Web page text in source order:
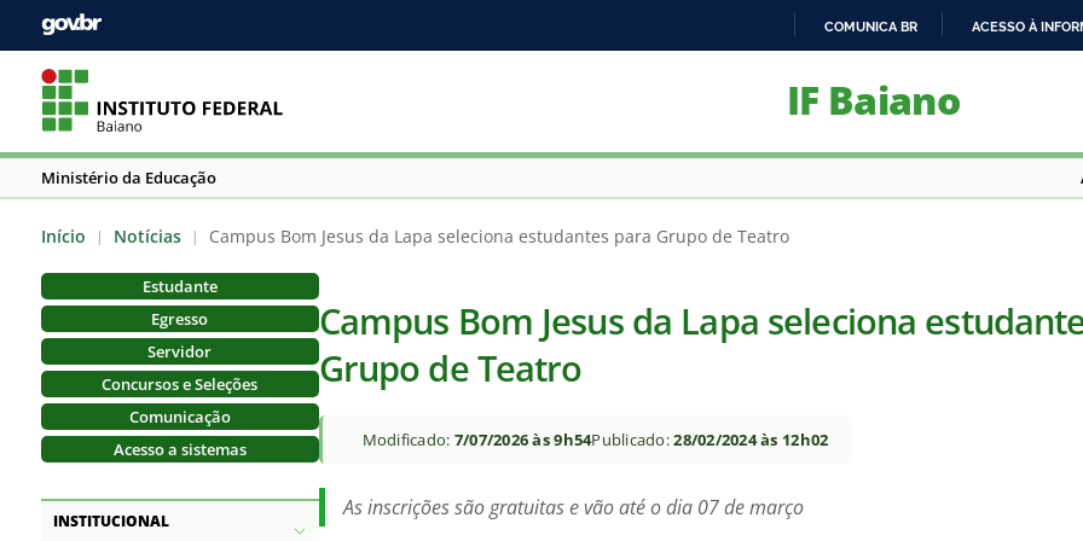
PARA
COMUNICA BR ACESSO À
IF Baiano
Ministério da Educação
Início | Notícias | Campus Bom Jesus da Lapa seleciona estudantes para Grupo de Teatro
Estudante
Egresso
Servidor
Concursos e Seleções
Comunicação
Acesso a sistemas
INSTITUCIONAL
Campus Bom Jesus da Lapa seleciona
Grupo de Teatro
Modificado: 7/07/2026 às 9h54Publicado:28/02/2024 às 12h02
As inscrições são gratuitas e vão até o dia 07 de março